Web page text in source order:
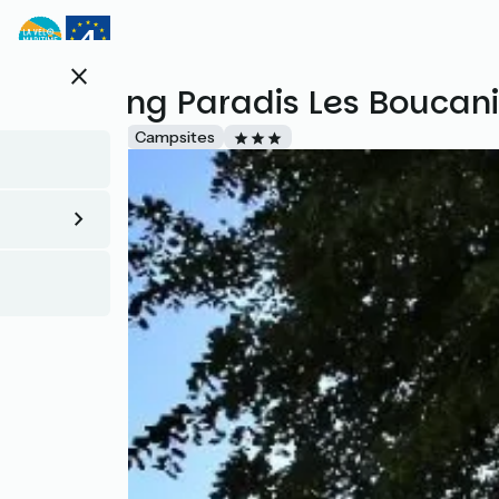
Direkt
zum
close
Camping Paradis Les
Campsites